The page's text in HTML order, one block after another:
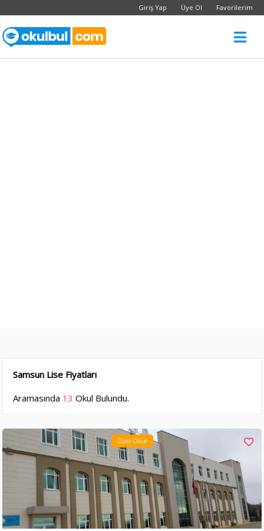
Giriş Yap Üye Ol Favorilerim
Samsun Lise Fiyatları
Aramasında 13 Okul Bulundu.
Özel Okul